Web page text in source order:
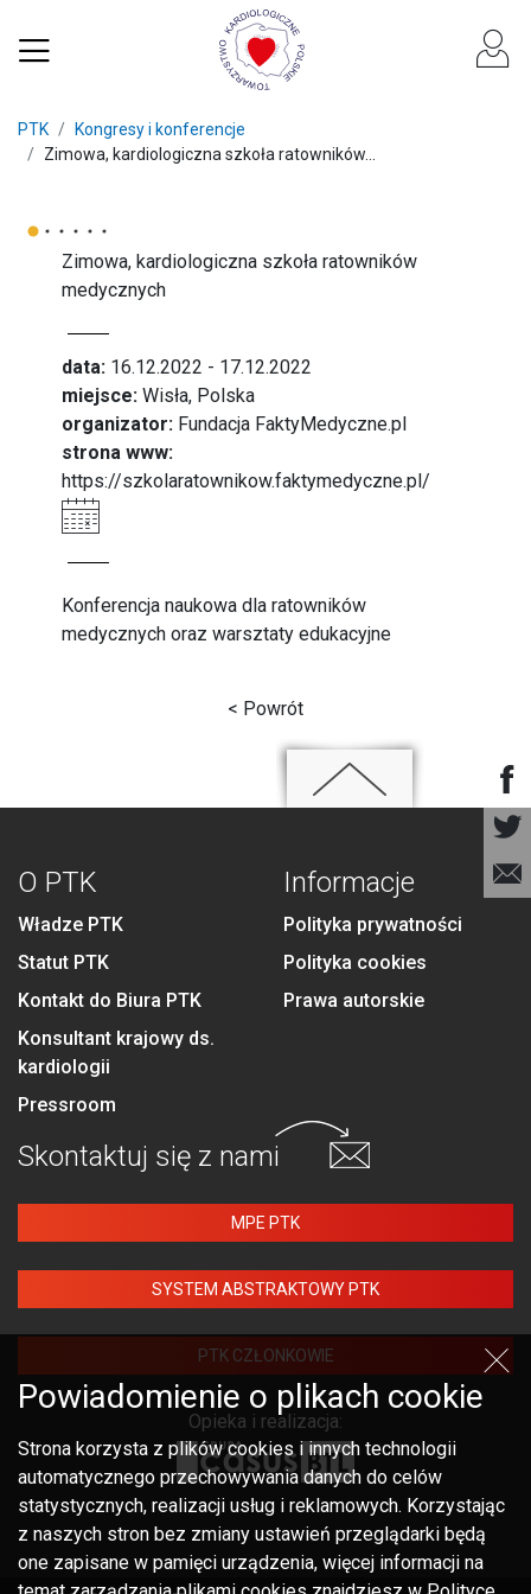
PTK
Kongresy i konferencje
Zimowa, kardiologiczna szkoła ratowników...
Zimowa, kardiologiczna szkoła ratowników
medycznych
data: 16.12.2022 - 17.12.2022
miejsce: Wisła, Polska
organizator: Fundacja FaktyMedyczne.pl
strona www:
https://szkolaratownikow.faktymedyczne.pl/
Konferencja naukowa dla ratowników
medycznych oraz warsztaty edukacyjne
< Powrót
O PTK
Władze PTK
Statut PTK
Kontakt do Biura PTK
Konsultant krajowy ds.
kardiologii
Pressroom
Informacje
Polityka prywatności
Polityka cookies
Prawa autorskie
Skontaktuj się z nami
MPE PTK
SYSTEM ABSTRAKTOWY PTK
PTK CZŁONKOWIE
Opieka i realizacja:
Powiadomienie o plikach cookie
Strona korzysta z plików cookies i innych technologii
automatycznego przechowywania danych do celów
statystycznych, realizacji usług i reklamowych. Korzystając
z naszych stron bez zmiany ustawień przeglądarki będą
one zapisane w pamięci urządzenia, więcej informacji na